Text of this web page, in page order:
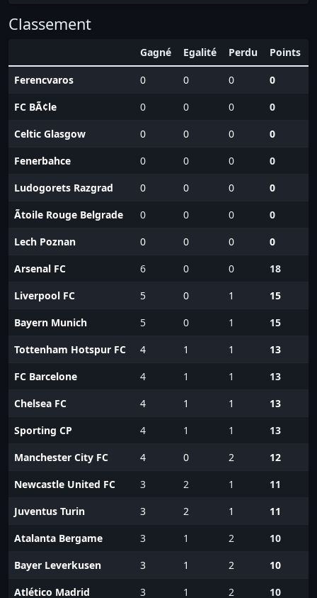
Classement
Gagné Egalité Perdu Points
Ferencvaros 0 0 0
0
FC BÃ¢le
0 0 0
0
Celtic Glasgow
0 0 0
0
Fenerbahce
0 0 0
0
Ludogorets Razgrad
0 0 0
0
Ãtoile Rouge Belgrade
0 0 0
0
Lech Poznan
0 0 0
0
Arsenal FC
6 0 0
18
Liverpool FC
5 0 1
15
Bayern Munich
5 0 1
15
Tottenham Hotspur FC
4 1 1
13
FC Barcelone
4 1 1
13
Chelsea FC
4 1 1
13
Sporting CP
4 1 1
13
Manchester City FC
4 0 2
12
Newcastle United FC
3 2 1
11
Juventus Turin
3 2 1
11
Atalanta Bergame
3 1 2
10
Bayer Leverkusen
3 1 2
10
Atlético Madrid
3 1 2
10